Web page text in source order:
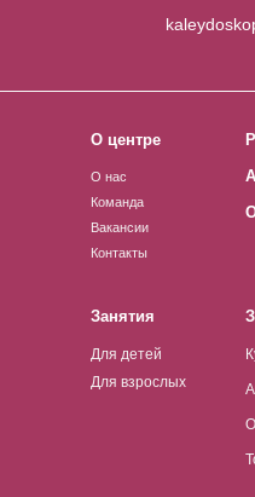
Занятия
Для взрослых
Для детей
О центре
О нас
Команда
Вакансии
Контакты